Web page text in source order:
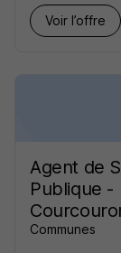
Voir l’offre
Agent de
Publique -
Communes